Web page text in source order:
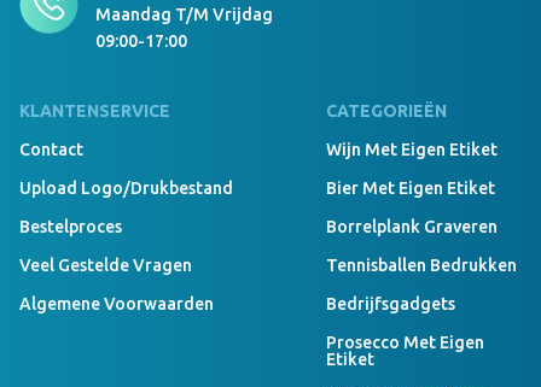
Maandag T/m Vrijdag
09:00-17:00
KLANTENSERVICE
Contact
Upload Logo/drukbestand
Bestelproces
Veel Gestelde Vragen
Algemene Voorwaarden
CATEGORIEËN
Wijn Met Eigen Etiket
Bier Met Eigen Etiket
Borrelplank Graveren
Tennisballen Bedrukken
Bedrijfsgadgets
Prosecco Met Eigen
Etiket